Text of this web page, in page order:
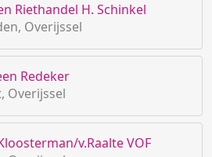
Riethandel H. Schinkel
Overijssel
Redeker
Overijssel
v.Raalte VOF